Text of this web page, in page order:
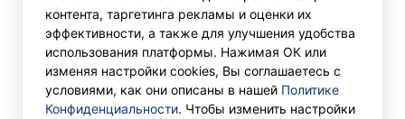
контента, таргетинга рекламы и оценки их
эффективности, а также для улучшения удобства
использования платформы. Нажимая ОК или
изменяя настройки cookies, Вы соглашаетесь с
условиями, как они описаны в нашей Политике
Конфиденциальности. Чтобы изменить настройки